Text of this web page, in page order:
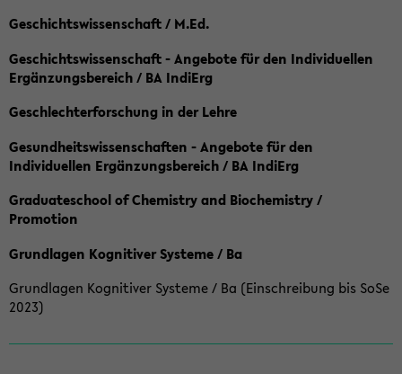
Geschichtswissenschaft / M.Ed.
Geschichtswissenschaft - Angebote für den Individuellen
Ergänzungsbereich / BA IndiErg
Geschlechterforschung in der Lehre
Gesundheitswissenschaften - Angebote für den
Individuellen Ergänzungsbereich / BA IndiErg
Graduateschool of Chemistry and Biochemistry /
Promotion
Grundlagen Kognitiver Systeme / Ba
Grundlagen Kognitiver Systeme / Ba (Einschreibung bis SoSe
2023)